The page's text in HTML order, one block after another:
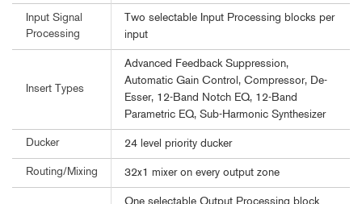
Input Signal
Processing
Two selectable Input Processing blocks per
input
Insert Types
Advanced Feedback Suppression,
Automatic Gain Control, Compressor, De-
Esser, 12-Band Notch EQ, 12-Band
Parametric EQ, Sub-Harmonic Synthesizer
Ducker 24 level priority ducker
Routing/Mixing 32x1 mixer on every output zone